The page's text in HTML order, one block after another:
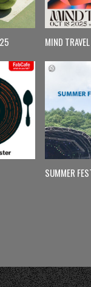
MIND TRAVEL
SUMMER